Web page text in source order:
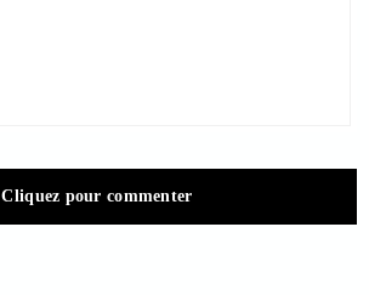
Cliquez pour commenter